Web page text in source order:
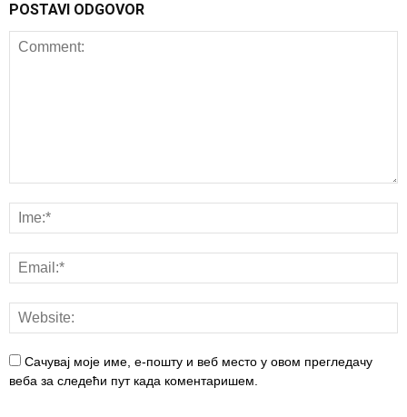
POSTAVI ODGOVOR
Сачувај моје име, е-пошту и веб место у овом прегледачу
веба за следећи пут када коментаришем.